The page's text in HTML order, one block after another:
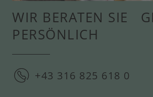
WIR BERATEN SIE
PERSÖNLICH
+43 316 825 618 0